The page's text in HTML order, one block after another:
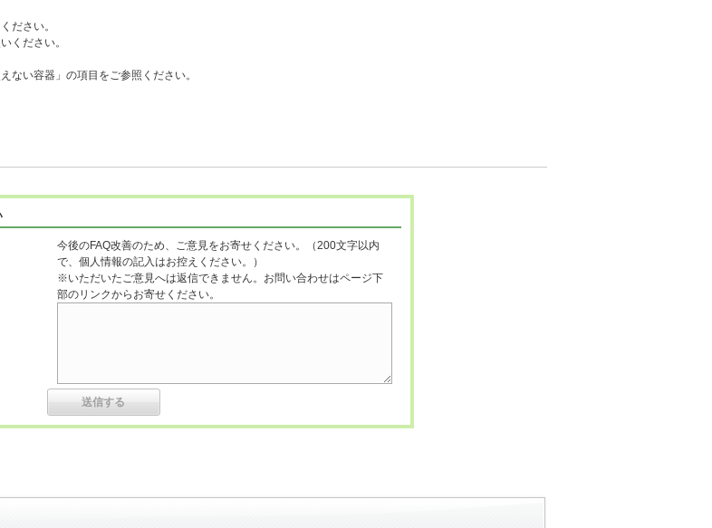
ださい。
ください。
ない容器」の項目をご参照ください。
今後のFAQ改善のため、ご意見をお寄せください。（200文字以内
で、個人情報の記入はお控えください。）
※いただいたご意見へは返信できません。お問い合わせはページ下
部のリンクからお寄せください。